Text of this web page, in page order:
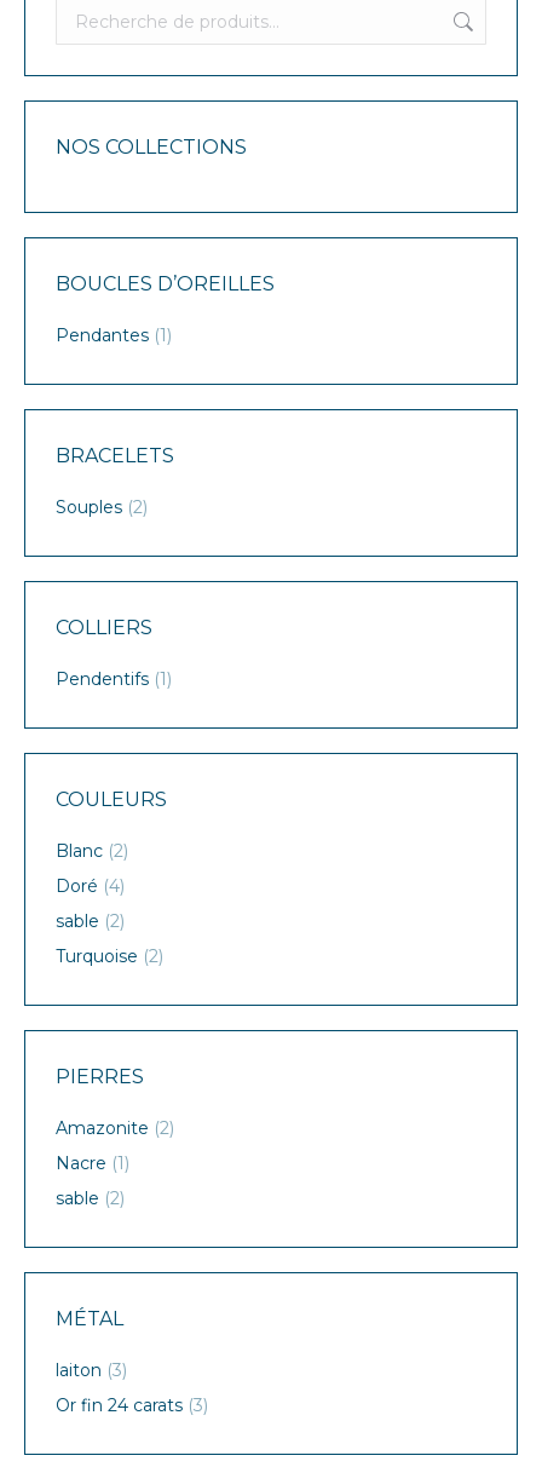
NOS COLLECTIONS
BOUCLES D’OREILLES
Pendantes (1)
BRACELETS
Souples (2)
COLLIERS
Pendentifs (1)
COULEURS
Blanc (2)
Doré (4)
sable (2)
Turquoise (2)
PIERRES
Amazonite (2)
Nacre (1)
sable (2)
MÉTAL
laiton (3)
Or fin 24 carats (3)